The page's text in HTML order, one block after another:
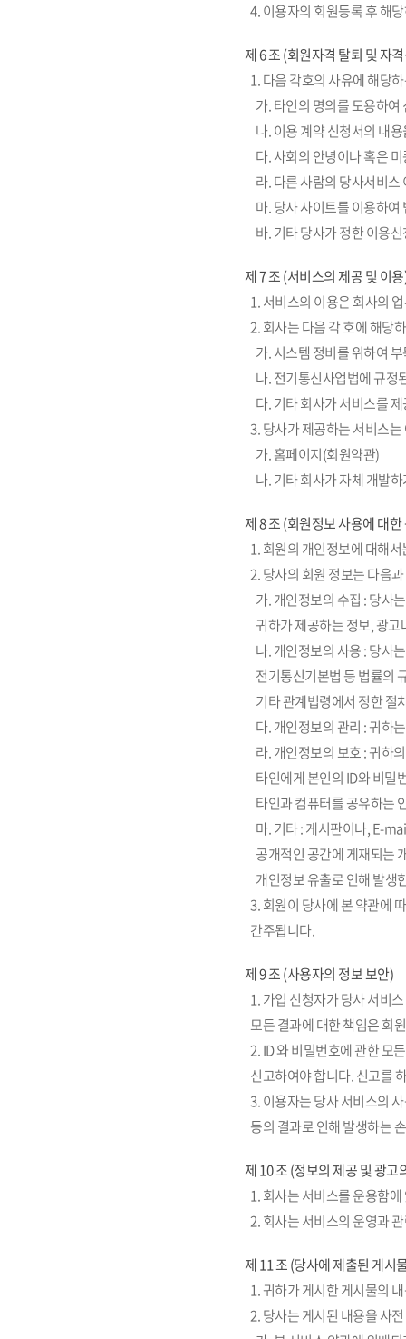
4. 이용자의 회원등록 후 해
제 6 조 (회원자격 탈퇴 및 자
1. 다음 각호의 사유에 해당
가. 타인의 명의를 도용하여
나. 이용 계약 신청서의 내
다. 사회의 안녕이나 혹은
라. 다른 사람의 당사서비
마. 당사 사이트를 이용하
바. 기타 당사가 정한 이용
제 7 조 (서비스의 제공 및 이
1. 서비스의 이용은 회사의
2. 회사는 다음 각 호에 해당
가. 시스템 정비를 위하여
나. 전기통신사업법에 규정
다. 기타 회사가 서비스를
3. 당사가 제공하는 서비스
가. 홈페이지(회원약관)
나. 기타 회사가 자체 개발
제 8 조 (회원정보 사용에 대한
1. 회원의 개인정보에 대해
2. 당사의 회원 정보는 다음
가. 개인정보의 수집 : 당사
귀하가 제공하는 정보, 광
나. 개인정보의 사용 : 당사
전기통신기본법 등 법률의
기타 관계법령에서 정한 절
다. 개인정보의 관리 : 귀하
라. 개인정보의 보호 : 귀하
타인에게 본인의 ID와 비밀
타인과 컴퓨터를 공유하는
마. 기타 : 게시판이나, E-
공개적인 공간에 게재되는
개인정보 유출로 인해 발생
3. 회원이 당사에 본 약관에
간주됩니다.
제 9 조 (사용자의 정보 보안)
1. 가입 신청자가 당사 서비
모든 결과에 대한 책임은 회
2. ID 와 비밀번호에 관한 모
신고하여야 합니다. 신고를
3. 이용자는 당사 서비스의
등의 결과로 인해 발생하는
제 10 조 (정보의 제공 및 광고
1. 회사는 서비스를 운용함
2. 회사는 서비스의 운영과
제 11 조 (당사에 제출된 게시
1. 귀하가 게시한 게시물의
2. 당사는 게시된 내용을 사